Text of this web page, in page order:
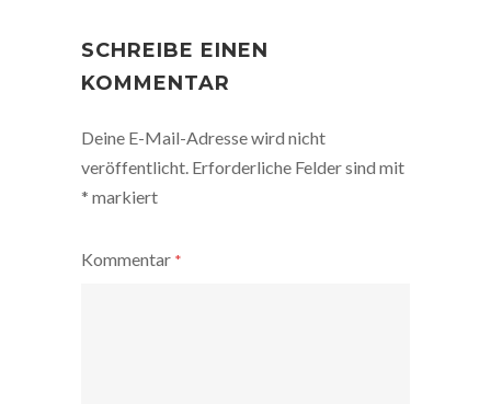
NAVIGATION
SCHREIBE EINEN
KOMMENTAR
Deine E-Mail-Adresse wird nicht
veröffentlicht. Erforderliche Felder sind mit
* markiert
Kommentar *